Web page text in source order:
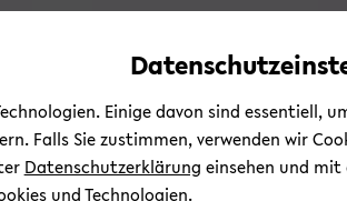
vermeiden
zum
wechseln
zum
wechseln
zum
wechseln
Einige davon sind
Falls Sie zustimmen, verwenden wir
Datenschutzerklärung einsehen und
und Technologien.